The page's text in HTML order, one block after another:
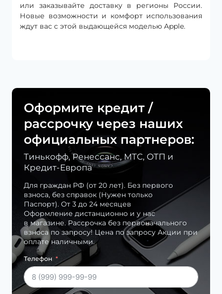
или заказывайте доставку в регионы России.
Новые возможности и комфорт использования
ждут вас с этой выдающейся моделью Apple.
Оформите кредит /
рассрочку через наших
официальных партнеров:
Тинькофф, Ренессанс, МТС, ОТП и
Кредит-Европа
Для граждан РФ (от 20 лет). Без первого
взноса, без справок (Нужен только
Паспорт). От 3 до 24 месяцев
Оформление дистанционно и у нас
в магазине. Рассрочка без первоначального
взноса по запросу! Цена по запросу Акции при
оплате наличными.
Телефон